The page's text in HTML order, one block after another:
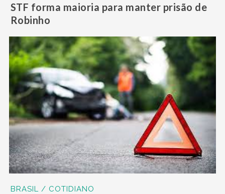
STF forma maioria para manter prisão de
Robinho
BRASIL / COTIDIANO